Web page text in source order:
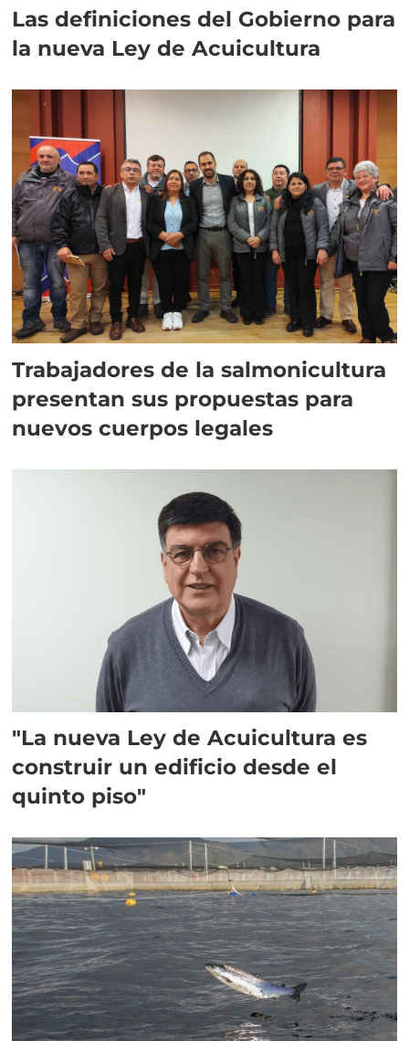
Las definiciones del Gobierno para
la nueva Ley de Acuicultura
Trabajadores de la salmonicultura
presentan sus propuestas para
nuevos cuerpos legales
"La nueva Ley de Acuicultura es
construir un edificio desde el
quinto piso"